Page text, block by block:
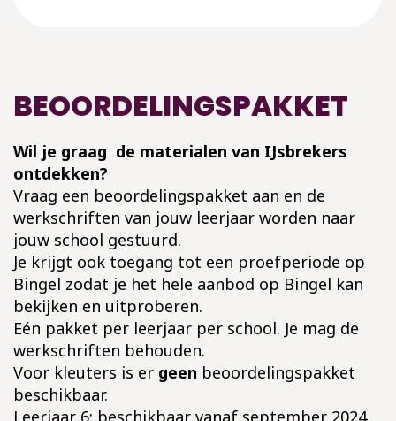
tweede
BEOORDELINGSPAKKET
Wil je graag de materialen van IJsbrekers
ontdekken?
Vraag een beoordelingspakket aan en de
werkschriften van jouw leerjaar worden naar
jouw school gestuurd.
Je krijgt ook toegang tot een proefperiode op
Bingel zodat je het hele aanbod op Bingel kan
bekijken en uitproberen.
Eén pakket per leerjaar per school. Je mag de
werkschriften behouden.
Voor kleuters is er geen beoordelingspakket
beschikbaar.
Leerjaar 6: beschikbaar vanaf september 2024.